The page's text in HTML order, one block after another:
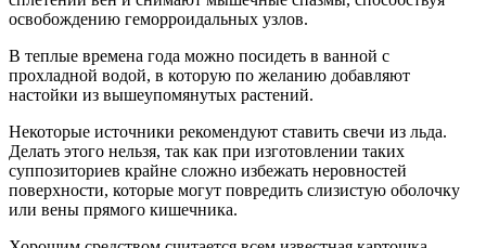
освобождению геморроидальных узлов.
В теплые времена года можно посидеть в ванной с
прохладной водой, в которую по желанию добавляют
настойки из вышеупомянутых растений.
Некоторые источники рекомендуют ставить свечи из льда.
Делать этого нельзя, так как при изготовлении таких
суппозиториев крайне сложно избежать неровностей
поверхности, которые могут повредить слизистую оболочку
или вены прямого кишечника.